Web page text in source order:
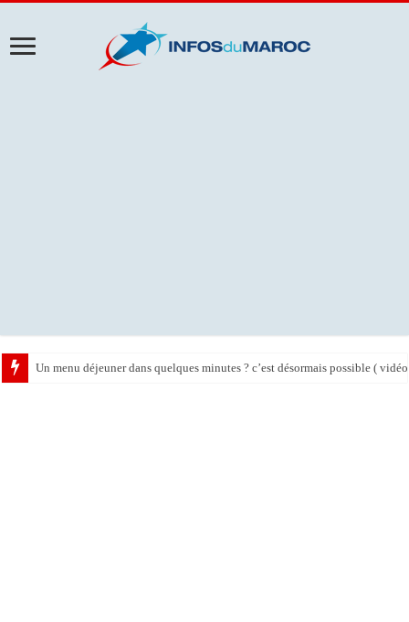
Un menu déjeuner dans quelques minutes ? c’est désormais possible (